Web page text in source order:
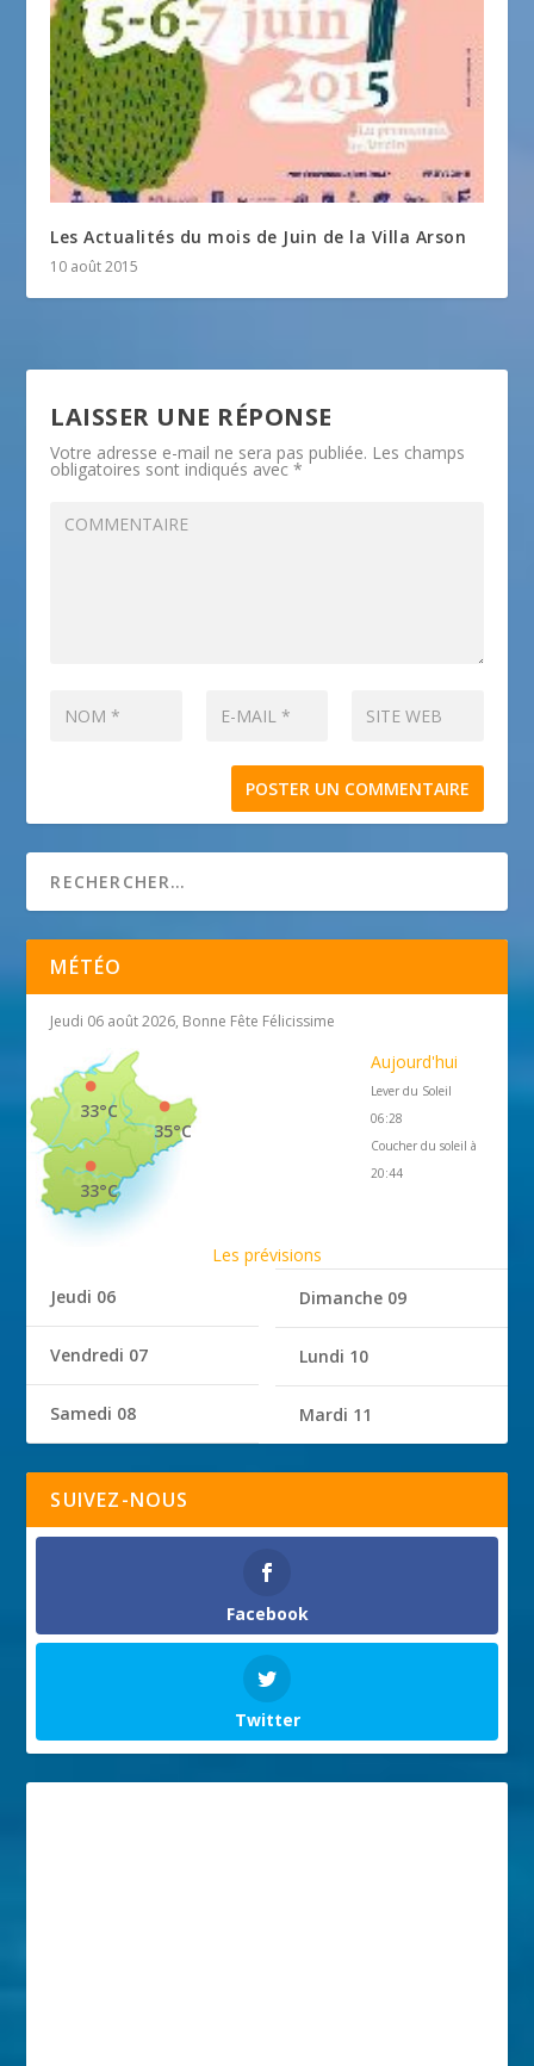
Les Actualités du mois de Juin de la Villa Arson
10 août 2015
LAISSER UNE RÉPONSE
Votre adresse e-mail ne sera pas publiée. Les champs
obligatoires sont indiqués avec*
MÉTÉO
Jeudi 06 août 2026, Bonne Fête Félicissime
35°C
33°C
33°C
Aujourd'hui
Lever du Soleil
06:28
Coucher du soleil à
20:44
Les prévisions
Jeudi 06
Vendredi 07
Samedi 08
Dimanche 09
Lundi 10
Mardi 11
SUIVEZ-NOUS
Facebook
Twitter